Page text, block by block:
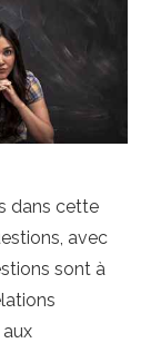
dans cette
avec
sont à